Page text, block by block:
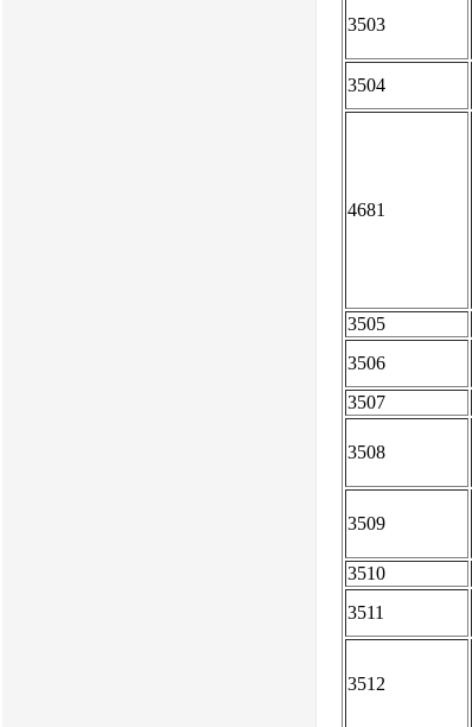
3503
3504
4681
3505
3506
3507
3508
3509
3510
3511
3512